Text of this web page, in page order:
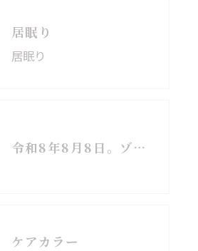
居眠り
居眠り
令和8年8月8日。ゾロ目の日と立秋、季節の変わり目に思うこと
ケアカラー